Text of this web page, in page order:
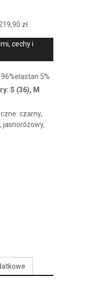
zł.
cechy i
5%
S (36), M
czarny,
jasnoróżowy,